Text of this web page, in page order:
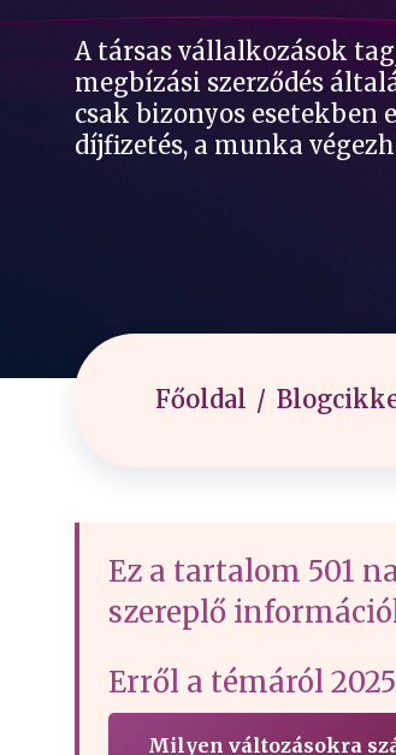
A társas vállalkozások
megbízási szerződés
csak bizonyos esetekben
díjfizetés, a munka
Főoldal
Ez a tartalom 501
szereplő
Erről a témáról
Milyen változásokra